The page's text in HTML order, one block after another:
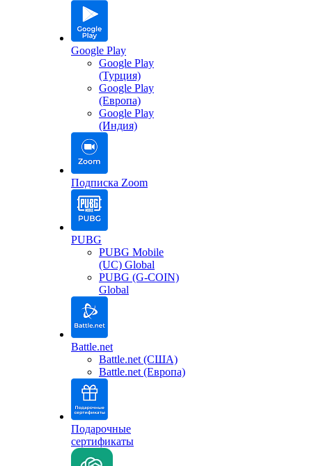
Google Play
Google Play
(Турция)
Google Play
(Европа)
Google Play
(Индия)
Подписка Zoom
PUBG
PUBG Mobile
(UC) Global
PUBG (G-COIN)
Global
Battle.net
Battle.net (США)
Battle.net (Европа)
Подарочные
сертификаты